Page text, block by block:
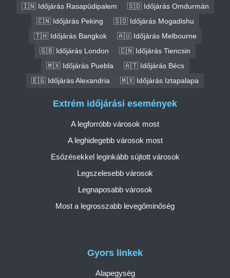
🇮🇳 Időjárás Rasapūdipalem
🇸🇩 Időjárás Omdurmán
🇨🇳 Időjárás Peking
🇸🇴 Időjárás Mogadishu
🇹🇭 Időjárás Bangkok
🇦🇺 Időjárás Melbourne
🇬🇧 Időjárás London
🇨🇳 Időjárás Tiencsin
🇲🇽 Időjárás Puebla
🇦🇹 Időjárás Bécs
🇪🇬 Időjárás Alexandria
🇲🇽 Időjárás Iztapalapa
Gyors linkek
Alapegység
Extrém időjárási események
A legforróbb városok most
A leghidegebb városok most
Esőzésekkel leginkább sújtott városok
Legszelesebb városok
Legnaposabb városok
Most a legrosszabb levegőminőség